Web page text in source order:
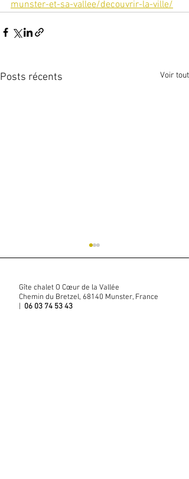
munster-et-sa-vallee/decouvrir-la-ville/
Posts récents Voir tout
LA PISCINE
Gîte chalet O Cœur de la Vallée
Chemin du Bretzel, 68140 Munster, France
| 06 03 74 53 43